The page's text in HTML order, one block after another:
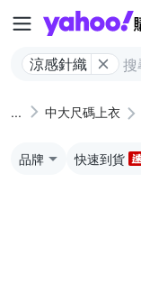
涼感針織
中大尺碼上衣
品牌 快速到貨